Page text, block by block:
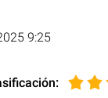
9:25
: